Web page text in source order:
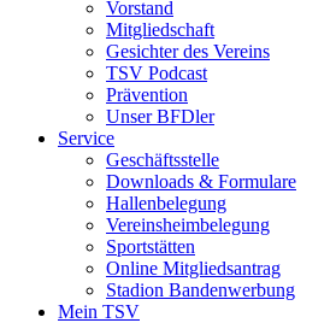
Vorstand
Mitgliedschaft
Gesichter des Vereins
TSV Podcast
Prävention
Unser BFDler
Service
Geschäftsstelle
Downloads & Formulare
Hallenbelegung
Vereinsheimbelegung
Sportstätten
Online Mitgliedsantrag
Stadion Bandenwerbung
Mein TSV